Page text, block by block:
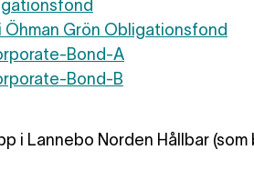
Grön Obligationsfond
Bond-A
Bond-B
i Lannebo Norden Hållbar (som